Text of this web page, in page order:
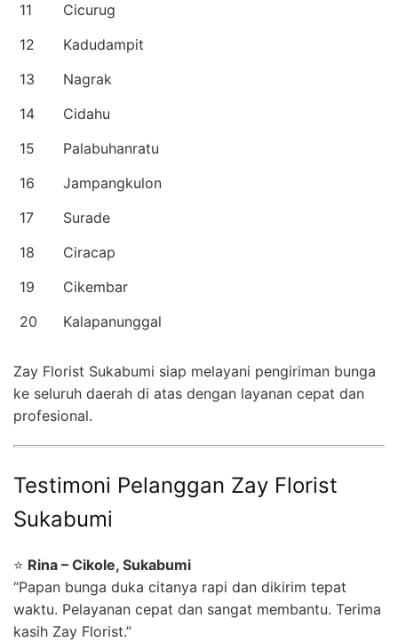
11
Cicurug
12
Kadudampit
13
Nagrak
14
Cidahu
15
Palabuhanratu
16
Jampangkulon
17
Surade
18
Ciracap
19
Cikembar
20
Kalapanunggal
Zay Florist Sukabumi siap melayani pengiriman bunga
ke seluruh daerah di atas dengan layanan cepat dan
profesional.
Testimoni Pelanggan Zay Florist
Sukabumi
⭐ Rina – Cikole, Sukabumi
“Papan bunga duka citanya rapi dan dikirim tepat
waktu. Pelayanan cepat dan sangat membantu. Terima
kasih Zay Florist.”